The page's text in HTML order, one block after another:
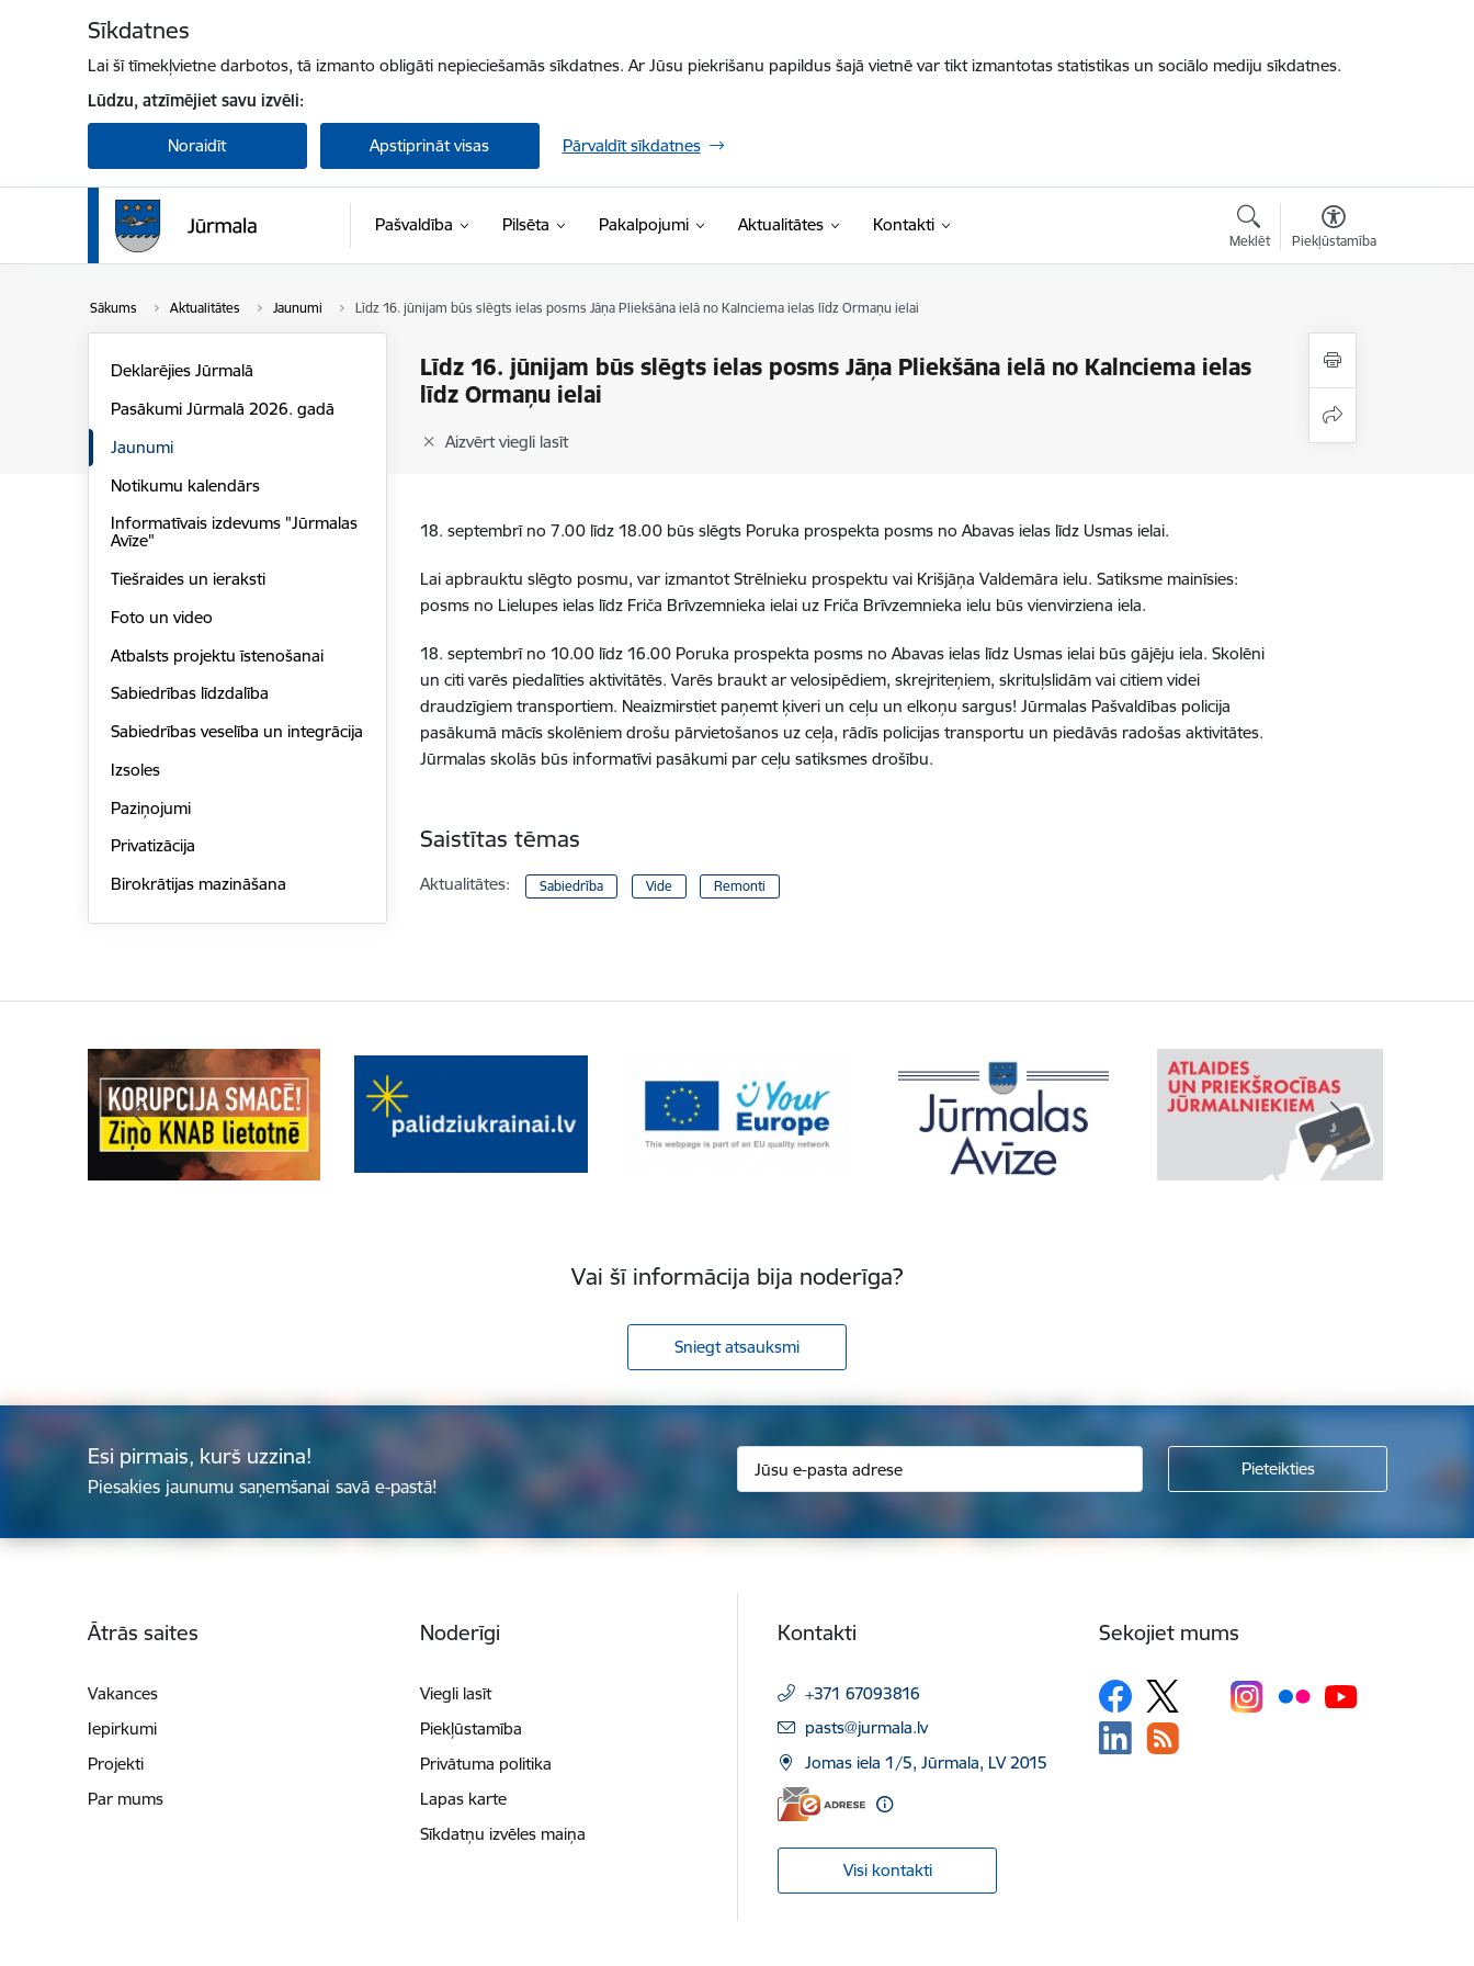
Sīkdatnes
Lai šī tīmekļvietne darbotos, tā izmanto obligāti nepieciešamās sīkdatnes. Ar Jūsu piekrišanu papildus šajā vietnē var tikt izmantotas statistikas un sociālo mediju sīkdatnes.
Lūdzu, atzīmējiet savu izvēli:
Noraidīt Apstiprināt visas Pārvaldīt sīkdatnes
Pašvaldība Pilsēta Pakalpojumi Aktualitātes Kontakti
Meklēt Piekļūstamība
Sākums Aktualitātes Jaunumi Līdz 16. jūnijam būs slēgts ielas posms Jāņa Pliekšāna ielā no Kalnciema ielas līdz Ormaņu ielai
Līdz 16. jūnijam būs slēgts ielas posms Jāņa Pliekšāna ielā no Kalnciema ielas
līdz Ormaņu ielai
Aizvērt viegli lasīt
Deklarējies Jūrmalā
Pasākumi Jūrmalā 2026. gadā
Jaunumi
Notikumu kalendārs
Informatīvais izdevums "Jūrmalas
Avīze"
Tiešraides un ieraksti
Foto un video
Atbalsts projektu īstenošanai
Sabiedrības līdzdalība
Sabiedrības veselība un integrācija
Izsoles
Paziņojumi
Privatizācija
Birokrātijas mazināšana
18. septembrī no 7.00 līdz 18.00 būs slēgts Poruka prospekta posms no Abavas ielas līdz Usmas ielai.
Lai apbrauktu slēgto posmu, var izmantot Strēlnieku prospektu vai Krišjāņa Valdemāra ielu. Satiksme mainīsies:
posms no Lielupes ielas līdz Friča Brīvzemnieka ielai uz Friča Brīvzemnieka ielu būs vienvirziena iela.
18. septembrī no 10.00 līdz 16.00 Poruka prospekta posms no Abavas ielas līdz Usmas ielai būs gājēju iela. Skolēni
un citi varēs piedalīties aktivitātēs. Varēs braukt ar velosipēdiem, skrejriteņiem, skrituļslidām vai citiem videi
draudzīgiem transportiem. Neaizmirstiet paņemt ķiveri un ceļu un elkoņu sargus! Jūrmalas Pašvaldības policija
pasākumā mācīs skolēniem drošu pārvietošanos uz ceļa, rādīs policijas transportu un piedāvās radošas aktivitātes.
Jūrmalas skolās būs informatīvi pasākumi par ceļu satiksmes drošību.
Saistītas tēmas
Aktualitātes: Sabiedrība Vide Remonti
Vai šī informācija bija noderīga?
Sniegt atsauksmi
Esi pirmais, kurš uzzina!
Piesakies jaunumu saņemšanai savā e-pastā!
Ātrās saites
Vakances
Iepirkumi
Projekti
Par mums
Noderīgi
Viegli lasīt
Piekļūstamība
Privātuma politika
Lapas karte
Sīkdatņu izvēles maiņa
Kontakti
+371 67093816
E-pasts:
pasts@jurmala.lv
Jomas iela 1/5, Jūrmala, LV 2015
Visi kontakti
Sekojiet mums